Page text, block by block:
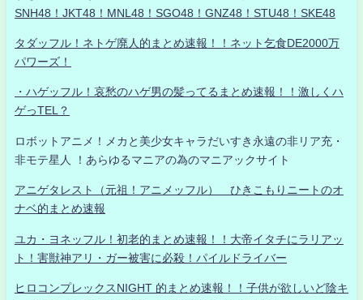
SNH48！JKT48！MNL48！SGO48！GNZ48！STU48！SKE48
タダッフル！ネトゲ廃人的まとめ速報！！ネット乞食DE2000万
パワーズ！
・ハゲッフル！哀愁のハゲ男の髪ってるまとめ速報！！激しくハ
ゲっTEL？
ロボットアニメ！メカと美少女キャラだいすき永遠の非リア充・
非モテ星人 ！あらゆるマニアの為のマニアックサイト
アニゲタレスト（元祖！アニメッフル） ひきこもりニートのオ
ナベ的まとめ速報
ユカ・ヨネッフル！初老的まとめ速報！！大帝イタチにラリアッ
ト！害獣神アリ・ガー被害に必殺！パイルドライバー
ヒロコンプレックスNIGHT 的まとめ速報！！子供が欲しいど陰キ